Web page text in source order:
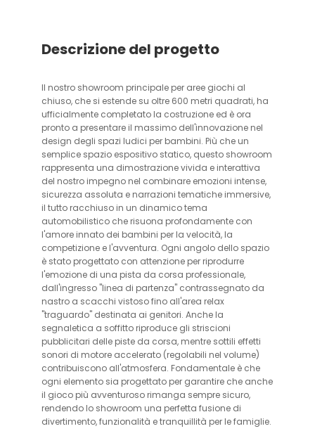
Descrizione del progetto
Il nostro showroom principale per aree giochi al
chiuso, che si estende su oltre 600 metri quadrati, ha
ufficialmente completato la costruzione ed è ora
pronto a presentare il massimo dell'innovazione nel
design degli spazi ludici per bambini. Più che un
semplice spazio espositivo statico, questo showroom
rappresenta una dimostrazione vivida e interattiva
del nostro impegno nel combinare emozioni intense,
sicurezza assoluta e narrazioni tematiche immersive,
il tutto racchiuso in un dinamico tema
automobilistico che risuona profondamente con
l'amore innato dei bambini per la velocità, la
competizione e l'avventura. Ogni angolo dello spazio
è stato progettato con attenzione per riprodurre
l'emozione di una pista da corsa professionale,
dall'ingresso "linea di partenza" contrassegnato da
nastro a scacchi vistoso fino all'area relax
"traguardo" destinata ai genitori. Anche la
segnaletica a soffitto riproduce gli striscioni
pubblicitari delle piste da corsa, mentre sottili effetti
sonori di motore accelerato (regolabili nel volume)
contribuiscono all'atmosfera. Fondamentale è che
ogni elemento sia progettato per garantire che anche
il gioco più avventuroso rimanga sempre sicuro,
rendendo lo showroom una perfetta fusione di
divertimento, funzionalità e tranquillità per le famiglie.